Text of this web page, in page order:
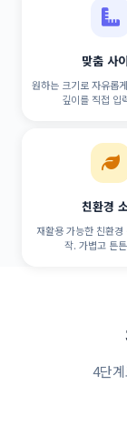
맞춤 사
원하는 크기로 자유롭
깊이를 직접 입
친환경
재활용 가능한 친환경
작. 가볍고 튼
4단